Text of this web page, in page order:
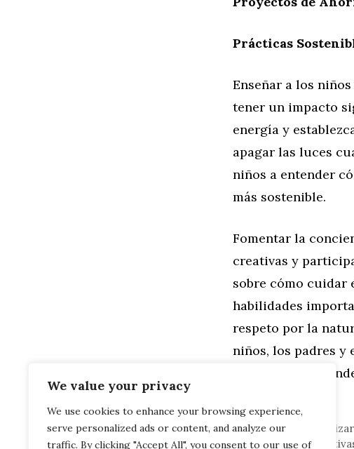
We value your privacy
We use cookies to enhance your browsing experience,
serve personalized ads or content, and analyze our
traffic. By clicking "Accept All", you consent to our use of
Prácticas
Enseñar a los
tener un impacto
energía y
apagar las luces
niños a entender
más sostenible.
Fomentar la
creativas y
sobre cómo cuidar
habilidades
respeto por la
niños, los padres y
del planeta.
Categorías
Familia,General
Guía para
Estrategias